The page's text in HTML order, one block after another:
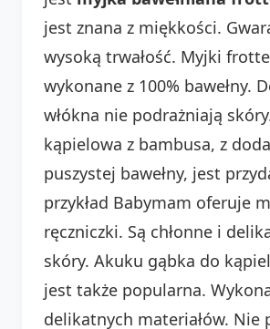
jest znana z miękkości.
wysoką trwałość. Myjki
wykonane z 100% bawełny.
włókna nie podrażniają
kąpielowa z bambusa, z
puszystej bawełny, jest
przykład Babymam oferuje
ręczniczki. Są chłonne i
skóry. Akuku gąbka do
jest także popularna.
delikatnych materiałów. Nie